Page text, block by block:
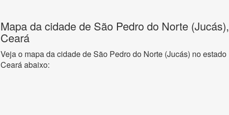
Mapa da cidade de São Pedro do Norte (Jucás),
Ceará
Veja o mapa da cidade de São Pedro do Norte (Jucás) no estado
Ceará abaixo: